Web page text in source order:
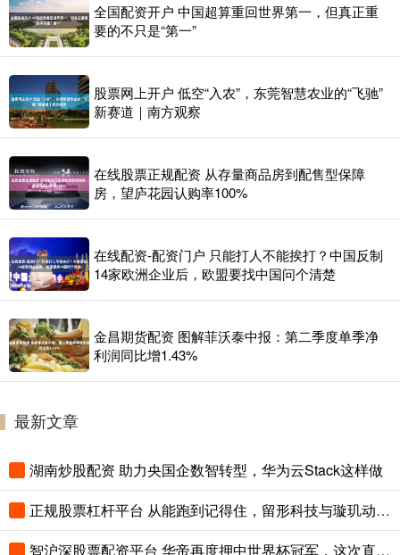
全国配资开户 中国超算重回世界第一，但真正重
要的不只是“第一”
股票网上开户 低空“入农”，东莞智慧农业的“飞驰”
新赛道｜南方观察
在线股票正规配资 从存量商品房到配售型保障
房，望庐花园认购率100%
在线配资-配资门户 只能打人不能挨打？中国反制
14家欧洲企业后，欧盟要找中国问个清楚
金昌期货配资 图解菲沃泰中报：第二季度单季净
利润同比增1.43%
最新文章
湖南炒股配资 助力央国企数智转型，华为云Stack这样做
正规股票杠杆平台 从能跑到记得住，留形科技与璇玑动力签约2万套四足机器人
智沪深股票配资平台 华帝再度押中世界杯冠军，这次直播抽金球